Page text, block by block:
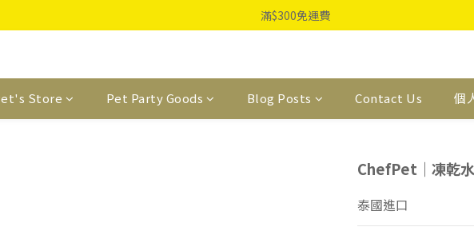
滿$300免運費
Store Pet Party Goods Blog Posts Contact Us 個
ChefPet｜凍乾
泰國進口